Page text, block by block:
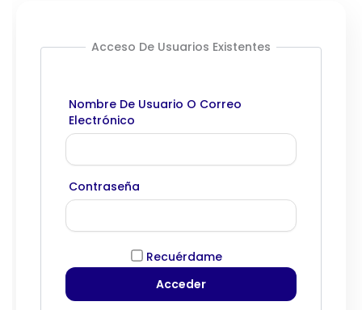
Acceso De Usuarios Existentes
Nombre De Usuario O Correo
Electrónico
Contraseña
Recuérdame